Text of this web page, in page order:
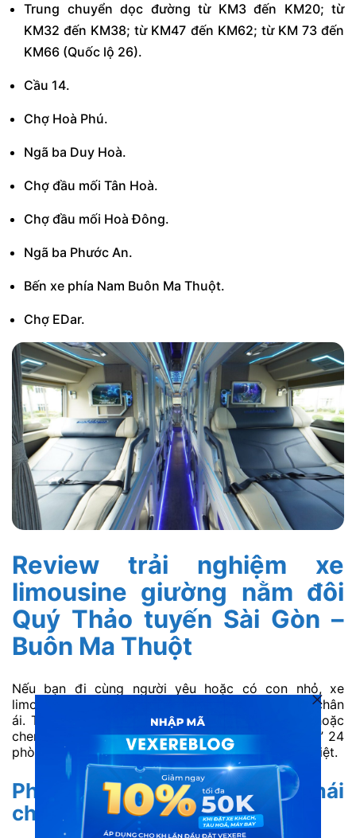
Trung chuyển dọc đường từ KM3 đến KM20; từ
KM32 đến KM38; từ KM47 đến KM62; từ KM 73 đến
KM66 (Quốc lộ 26).
Cầu 14.
Chợ Hoà Phú.
Ngã ba Duy Hoà.
Chợ đầu mối Tân Hoà.
Chợ đầu mối Hoà Đông.
Ngã ba Phước An.
Bến xe phía Nam Buôn Ma Thuột.
Chợ EDar.
Review trải nghiệm xe
limousine giường nằm đôi
Quý Thảo tuyến Sài Gòn –
Buôn Ma Thuột
Nếu bạn đi cùng người yêu hoặc có con nhỏ, xe
limousine giường nằm đôi Quý Thảo chắc chắn là chân
ái. Thay vì phải nằm tách biệt ở hai giường đơn hoặc
chen chúc chật chội, dòng xe “Cung điện di động” 24
phòng này mang đến trải nghiệm hoàn toàn khác biệt.
Phòng đôi siêu rộng, thoải mái
cho 2 người lớn